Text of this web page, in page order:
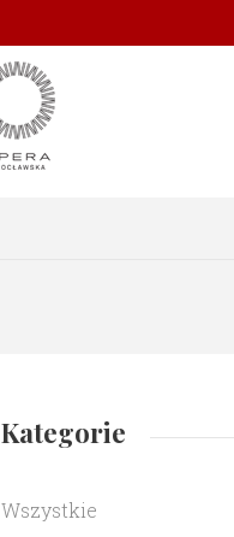
Kategorie
Wszystkie